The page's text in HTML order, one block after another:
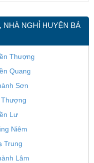
NGHỈ HUYỆN BÁ
Thượng
Quang
Sơn
Thượng
Lư
Niêm
Trung
Lâm